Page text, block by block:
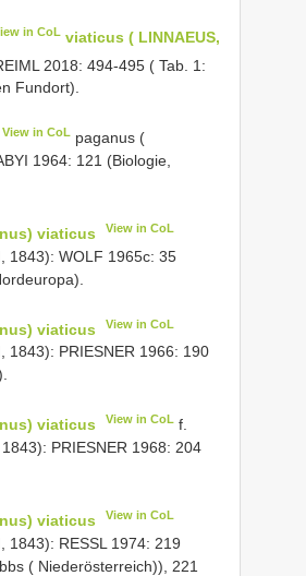
in CoL viaticus ( LINNAEUS,
2018: 494-495 ( Tab. 1:
Fundort).
View in CoL paganus (
1964: 121 (Biologie,
viaticus View in CoL
1843): WOLF 1965c: 35
viaticus View in CoL
1843): PRIESNER 1966: 190
viaticus View in CoL f.
PRIESNER 1968: 204
viaticus View in CoL
1843): RESSL 1974: 219
( Niederösterreich)), 221